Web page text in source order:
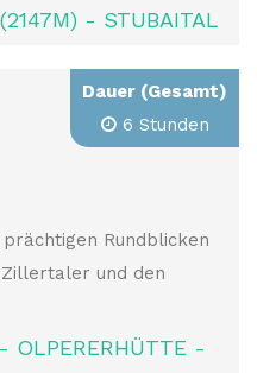
- STUBAITAL
Rundblicken
und den
OLPERERHÜTTE -
Dauer (Gesamt)
6 Stunden